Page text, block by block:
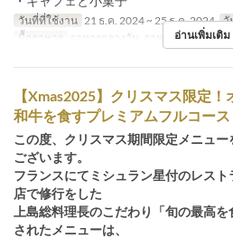
วันที่ที่ใช้งาน 21 ธ.ค. 2024 ~ 25 ธ.ค. 2024 วั
มื้ออาหาร
อาหารกลางวัน, อาหารเย็น จำกัด
อ่านเพิ่มเติม
【Xmas2025】クリスマス限定
和牛を食すプレミアムフルコース
この度、クリスマス期間限定メニュ
ございます。
フランスにてミシュラン星付のレス
店で修行をした
上島総料理長のこだわり「旬の最高
されたメニューは、